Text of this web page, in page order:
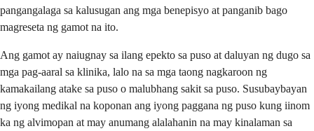
pangangalaga sa kalusugan ang mga benepisyo at panganib bago
magreseta ng gamot na ito.
Ang gamot ay naiugnay sa ilang epekto sa puso at daluyan ng dugo sa
mga pag-aaral sa klinika, lalo na sa mga taong nagkaroon ng
kamakailang atake sa puso o malubhang sakit sa puso. Susubaybayan
ng iyong medikal na koponan ang iyong paggana ng puso kung iinom
ka ng alvimopan at may anumang alalahanin na may kinalaman sa